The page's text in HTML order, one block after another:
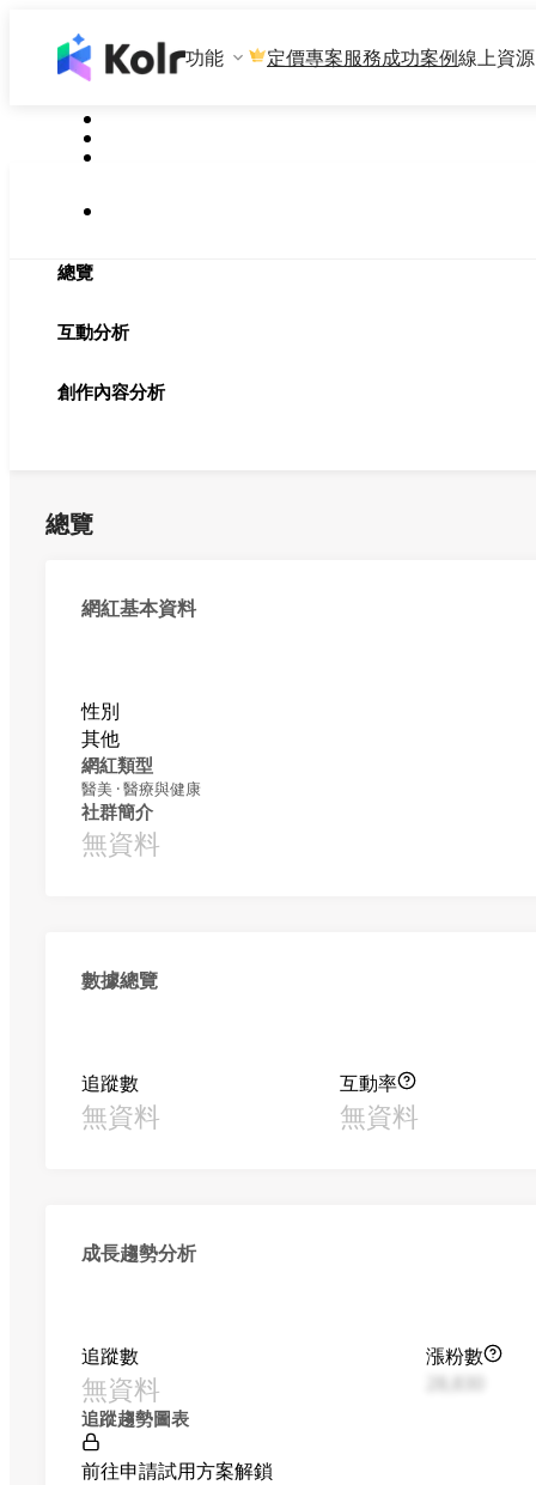
功能 定價專案服務成功案例線上資源
總覽
互動分析
創作內容分析
總覽
網紅基本資料
性別
其他
網紅類型
醫美 · 醫療與健康
社群簡介
無資料
數據總覽
追蹤數
無資料
互動率
無資料
成長趨勢分析
追蹤數
無資料
漲粉數
追蹤趨勢圖表
前往申請試用方案解鎖